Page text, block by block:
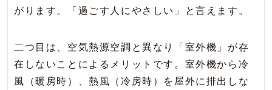
がります。「過ごす人にやさしい」と言えます。
二つ目は、空気熱源空調と異なり「室外機」が存
在しないことによるメリットです。室外機から冷
風（暖房時）、熱風（冷房時）を屋外に排出しな